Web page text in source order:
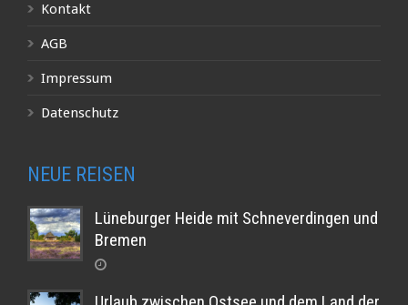
Kontakt
AGB
Impressum
Datenschutz
NEUE REISEN
Lüneburger Heide mit Schneverdingen und
Bremen